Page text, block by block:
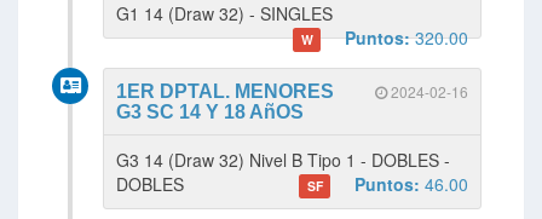
G1 14 (Draw 32) - SINGLES
W Puntos:320.00
2024-02-16
1ER DPTAL. MENORES
G3 SC 14 Y 18 AñOS
G3 14 (Draw 32) Nivel B Tipo 1 - DOBLES -
DOBLES
SF Puntos: 46.00